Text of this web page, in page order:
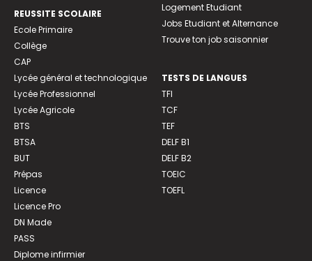
REUSSITE SCOLAIRE
Ecole Primaire
Collège
CAP
Lycée général et technologique
Lycée Professionnel
Lycée Agricole
BTS
BTSA
BUT
Prépas
Licence
Licence Pro
DN Made
PASS
Diplome infirmier
Logement Etudiant
Jobs Etudiant et Alternance
Trouve ton job saisonnier
TESTS DE LANGUES
TFI
TCF
TEF
DELF B1
DELF B2
TOEIC
TOEFL